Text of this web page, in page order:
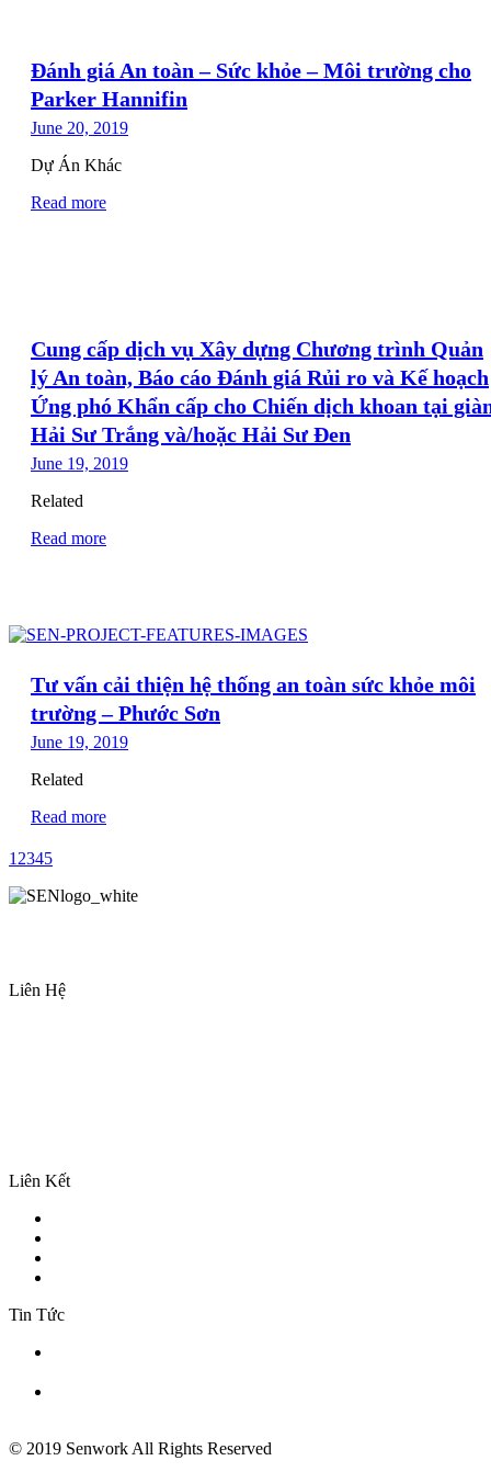
Đánh giá An toàn – Sức khỏe – Môi trường cho
Parker Hannifin
June 20, 2019
Dự Án Khác
Read more
Cung cấp dịch vụ Xây dựng Chương trình Quản
lý An toàn, Báo cáo Đánh giá Rủi ro và Kế hoạch
Ứng phó Khẩn cấp cho Chiến dịch khoan tại
Hải Sư Trắng và/hoặc Hải Sư Đen
June 19, 2019
Related
Read more
Tư vấn cải thiện hệ thống an toàn sức khỏe môi
trường – Phước Sơn
June 19, 2019
Related
Read more
1 2345
Liên Hệ
Liên Kết
Tin Tức
© 2019 Senwork All Rights Reserved